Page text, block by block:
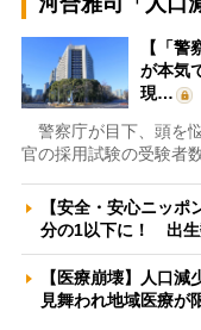
【「
が本気
現…
警察庁が目下、頭を
官の採用試験の受験者
【安全・安心ニッ
分の1以下に！ 出
【医療崩壊】人口
見舞われ地域医療